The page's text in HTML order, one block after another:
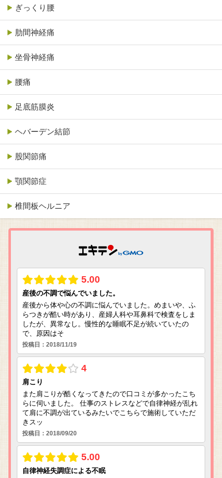
ぎっくり腰
肋間神経痛
坐骨神経痛
腰痛
足底筋膜炎
ヘバーデン結節
股関節痛
顎関節症
椎間板ヘルニア